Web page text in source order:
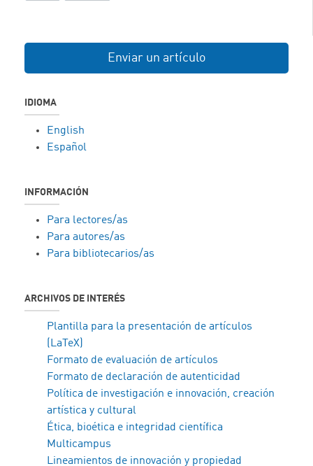
Enviar un artículo
IDIOMA
English
Español
INFORMACIÓN
Para lectores/as
Para autores/as
Para bibliotecarios/as
ARCHIVOS DE INTERÉS
Plantilla para la presentación de artículos
(LaTeX)
Formato de evaluación de artículos
Formato de declaración de autenticidad
Política de investigación e innovación, creación
artística y cultural
Ética, bioética e integridad científica
Multicampus
Lineamientos de innovación y propiedad